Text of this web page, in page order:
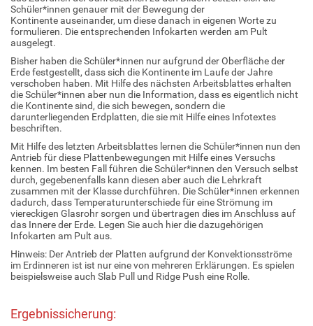
Schüler*innen genauer mit der Bewegung der
Kontinente auseinander, um diese danach in eigenen Worte zu
formulieren. Die entsprechenden Infokarten werden am Pult
ausgelegt.
Bisher haben die Schüler*innen nur aufgrund der Oberfläche der
Erde festgestellt, dass sich die Kontinente im Laufe der Jahre
verschoben haben. Mit Hilfe des nächsten Arbeitsblattes erhalten
die Schüler*innen aber nun die Information, dass es eigentlich nicht
die Kontinente sind, die sich bewegen, sondern die
darunterliegenden Erdplatten, die sie mit Hilfe eines Infotextes
beschriften.
Mit Hilfe des letzten Arbeitsblattes lernen die Schüler*innen nun den
Antrieb für diese Plattenbewegungen mit Hilfe eines Versuchs
kennen. Im besten Fall führen die Schüler*innen den Versuch selbst
durch, gegebenenfalls kann diesen aber auch die Lehrkraft
zusammen mit der Klasse durchführen. Die Schüler*innen erkennen
dadurch, dass Temperaturunterschiede für eine Strömung im
viereckigen Glasrohr sorgen und übertragen dies im Anschluss auf
das Innere der Erde. Legen Sie auch hier die dazugehörigen
Infokarten am Pult aus.
Hinweis: Der Antrieb der Platten aufgrund der Konvektionsströme
im Erdinneren ist ist nur eine von mehreren Erklärungen. Es spielen
beispielsweise auch Slab Pull und Ridge Push eine Rolle.
Ergebnissicherung: